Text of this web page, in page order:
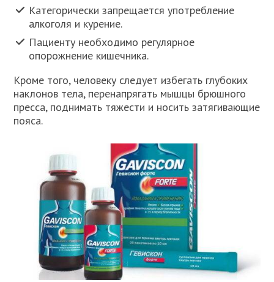
Категорически запрещается употребление
алкоголя и курение.
Пациенту необходимо регулярное
опорожнение кишечника.
Кроме того, человеку следует избегать глубоких
наклонов тела, перенапрягать мышцы брюшного
пресса, поднимать тяжести и носить затягивающие
пояса.